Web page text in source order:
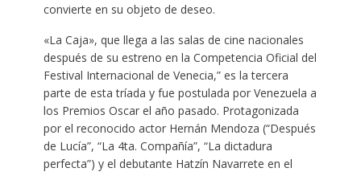
convierte en su objeto de deseo.
«La Caja», que llega a las salas de cine nacionales
después de su estreno en la Competencia Oficial del
Festival Internacional de Venecia,” es la tercera
parte de esta tríada y fue postulada por Venezuela a
los Premios Oscar el año pasado. Protagonizada
por el reconocido actor Hernán Mendoza (“Después
de Lucía”, “La 4ta. Compañía”, “La dictadura
perfecta”) y el debutante Hatzín Navarrete en el